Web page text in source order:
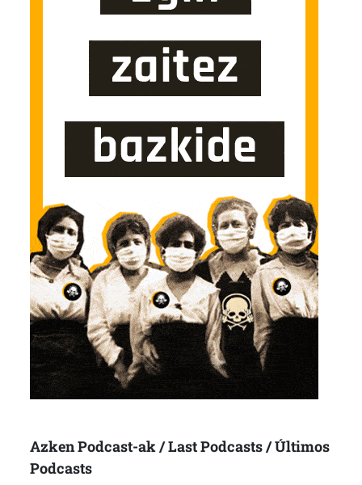
Azken Podcast-ak / Last Podcasts / Últimos
Podcasts